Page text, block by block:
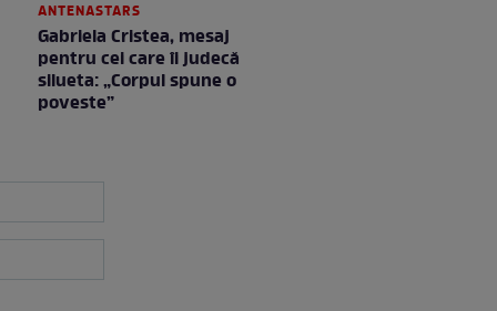
ANTENASTARS
Gabriela Cristea, mesaj
pentru cei care îi judecă
silueta: „Corpul spune o
poveste”